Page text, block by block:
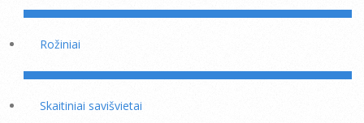
Rožiniai
Skaitiniai savišvietai